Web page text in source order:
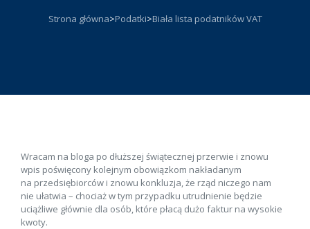
Strona główna>Podatki>Biała lista podatników VAT
Wracam na bloga po dłuższej świątecznej przerwie i znowu
wpis poświęcony kolejnym obowiązkom nakładanym
na przedsiębiorców i znowu konkluzja, że rząd niczego nam
nie ułatwia – chociaż w tym przypadku utrudnienie będzie
uciążliwe głównie dla osób, które płacą dużo faktur na wysokie
kwoty.